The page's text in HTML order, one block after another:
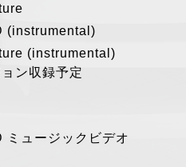
(instrumental)
(instrumental)
ン収録予定
ュージックビデオ